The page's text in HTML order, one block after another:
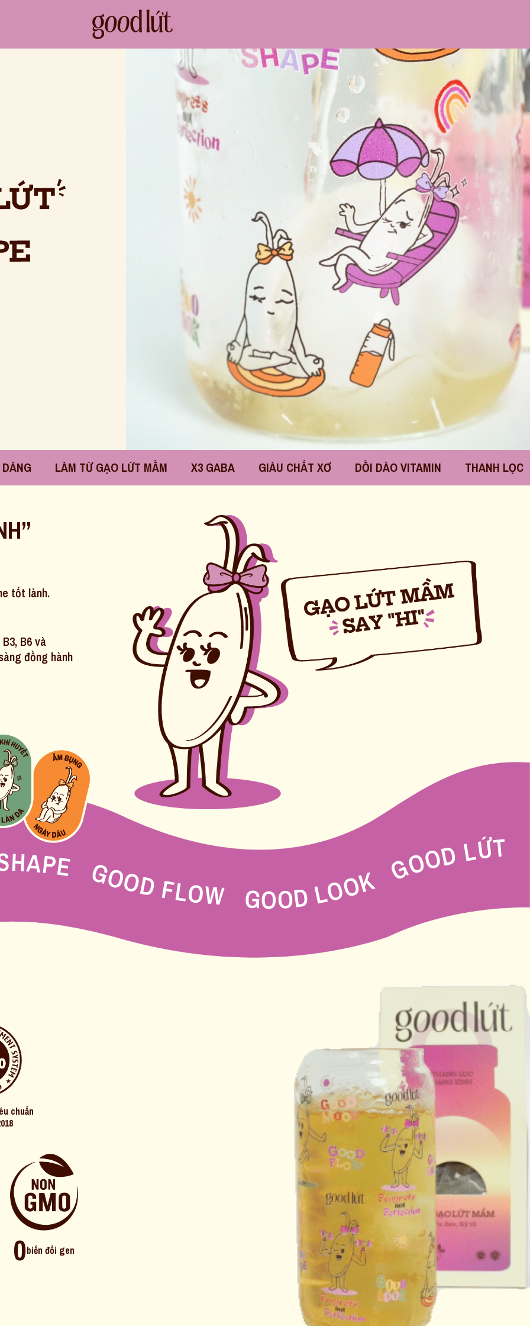
GẠO LỨT MẦM X3 GABA GIÀU CHẤT XƠ DỒI DÀO VITAMIN THANH LỌC THON DÁNG
tốt lành.
B6 và
đồng hành
SHAPE GOOD FLOW GOOD LOOKGOOD LỨT GOOD MOOD GOOD SHAPE GOOD FLOW GOOD LOOK GOOD LỨT GOOD MOOD GOOD SHAPE GOOD FLOW GOOD LOOK
chuẩn
0biến đổi gen